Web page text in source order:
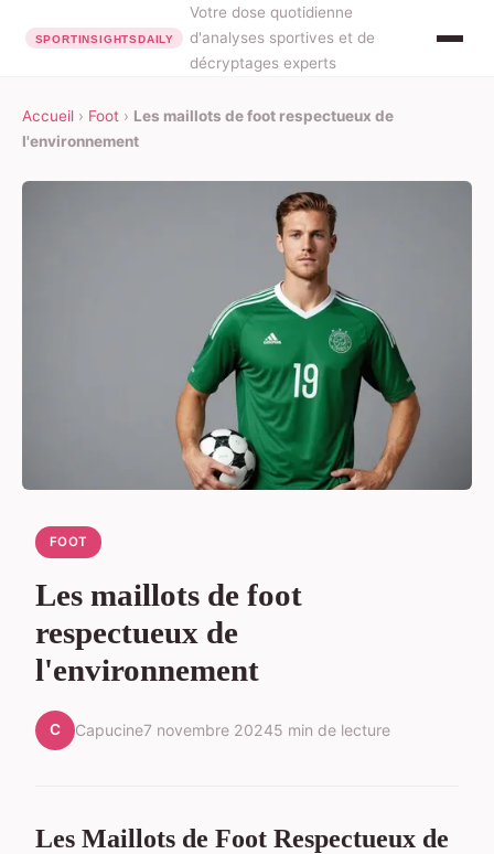
Votre dose quotidienne
d'analyses sportives et de
décryptages experts
Accueil › Foot › Les maillots de foot respectueux de
l'environnement
FOOT
Les maillots de foot
respectueux de
l'environnement
C Capucine7 novembre 20245 min de lecture
Les Maillots de Foot Respectueux de